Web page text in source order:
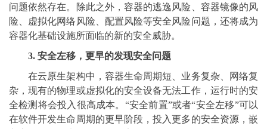
问题依然存在。除此之外，容器的逃逸风险、容器镜像的风
险、虚拟化网络风险、配置风险等安全风险问题，还将成为
容器化基础设施所面临的新的安全威胁。
3. 安全左移，更早的发现安全问题
在云原生架构中，容器生命周期短、业务复杂、网络复
杂，现有的物理或虚拟化的安全设备无法工作，运行时的安
全检测将会投入很高成本。“安全前置”或者“安全左移”可以
在软件开发生命周期的更早阶段，投入更多的安全资源，嵌